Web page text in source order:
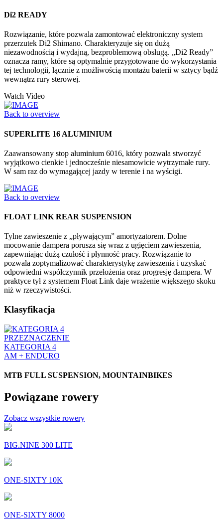
Di2 READY
Rozwiązanie, które pozwala zamontować elektroniczny system
przerzutek Di2 Shimano. Charakteryzuje się on dużą
niezawodnością i wydajną, bezproblemową obsługą. „Di2 Ready”
oznacza ramy, które są optymalnie przygotowane do wykorzystania
tej technologii, łącznie z możliwością montażu baterii w sztycy bądź
wewnątrz rury sterowej.
Watch Video
Back to overview
SUPERLITE 16 ALUMINIUM
Zaawansowany stop aluminium 6016, który pozwala stworzyć
wyjątkowo cienkie i jednocześnie niesamowicie wytrzymałe rury.
W sam raz do wymagającej jazdy w terenie i na wyścigi.
Back to overview
FLOAT LINK REAR SUSPENSION
Tylne zawieszenie z „pływającym” amortyzatorem. Dolne
mocowanie dampera porusza się wraz z ugięciem zawieszenia,
zapewniając dużą czułość i płynność pracy. Rozwiązanie to
pozwala zoptymalizować charakterystykę zawieszenia i uzyskać
odpowiedni współczynnik przełożenia oraz progresję dampera. W
praktyce tył z systemem Float Link daje wrażenie większego skoku
niż w rzeczywistości.
Klasyfikacja
PRZEZNACZENIE
KATEGORIA 4
AM + ENDURO
MTB FULL SUSPENSION, MOUNTAINBIKES
Powiązane rowery
Zobacz wszystkie rowery
BIG.NINE 300 LITE
ONE-SIXTY 10K
ONE-SIXTY 8000